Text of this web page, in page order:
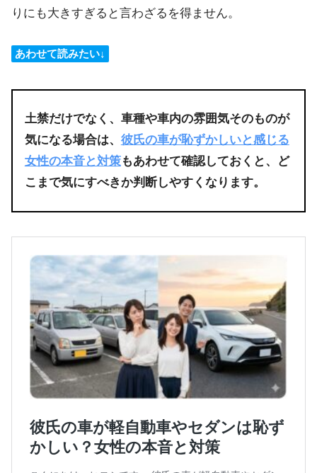
りにも大きすぎると言わざるを得ません。
あわせて読みたい↓
土禁だけでなく、車種や車内の雰囲気そのものが
気になる場合は、 彼氏の車が恥ずかしいと感じる
女性の本音と対策もあわせて確認しておくと、ど
こまで気にすべきか判断しやすくなります。